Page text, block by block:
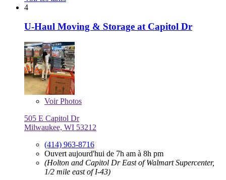
4
U-Haul Moving & Storage at Capitol Dr
VoirPhotos
505 E Capitol Dr
Milwaukee, WI 53212
(414) 963-8716
Ouvert aujourd'hui de 7h am à 8h pm
(Holton and Capitol Dr East of Walmart Supercenter,
1/2 mile east of I-43)